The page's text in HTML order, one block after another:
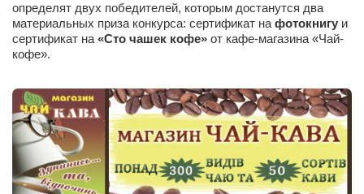
Здоровый образ жизни
Сам себе доктор
Курьезы
Досье
Арт-менеджеры
Лариса Ильченко
определят двух победителей, которым достанутся два
материальных приза конкурса: сертификат на фотокнигу и
сертификат на «Сто чашек кофе» от кафе-магазина «Чай-
кофе».